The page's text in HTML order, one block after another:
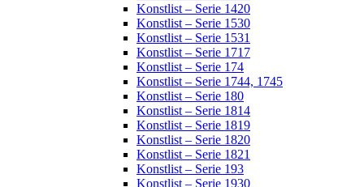
Konstlist – Serie 1420
Konstlist – Serie 1530
Konstlist – Serie 1531
Konstlist – Serie 1717
Konstlist – Serie 174
Konstlist – Serie 1744, 1745
Konstlist – Serie 180
Konstlist – Serie 1814
Konstlist – Serie 1819
Konstlist – Serie 1820
Konstlist – Serie 1821
Konstlist – Serie 193
Konstlist – Serie 1930